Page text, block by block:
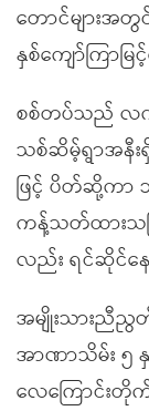
တောင်များအ
နှစ်ကျော်ကြာမြ
စစ်တပ်သည် လ
သစ်ဆိမ့်ရွာအနီးရှိ
ဖြင့် ပိတ်ဆို့ကာ
ကန့်သတ်ထားသဖ
လည်း ရင်ဆိုင်န
အမျိုးသားညီညွ
အာဏာသိမ်း ၅
လေကြောင်းတို